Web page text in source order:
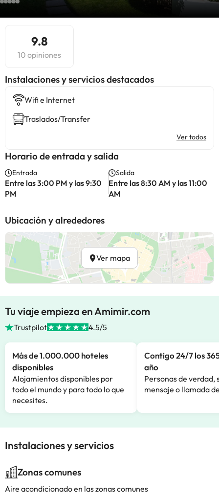
9.8
10 opiniones
Instalaciones y servicios destacados
Wifi e Internet
Traslados/Transfer
Ver todos
Horario de entrada y salida
Entrada
Entre las 3:00 PM y las 9:30
PM
Salida
Entre las 8:30 AM y las 11:00
AM
Ubicación y alrededores
Ver mapa
Tu viaje empieza en Amimir.com
Trustpilot 4.5/5
Más de 1.000.000 hoteles
disponibles
Alojamientos disponibles por
todo el mundo y para todo lo que
necesites.
Contigo 24/7 los
año
Personas de verdad,
mensaje o llamada
Instalaciones y servicios
Zonas comunes
Aire acondicionado en las zonas comunes